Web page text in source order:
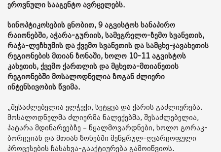
ეროვნული სააგენტო ავრცელებს.
სინოპტიკოსების ცნობით, 9 აგვისტოს სანაპირო
რაიონებში, აჭარა-გურიის, სამეგრელო-ზემო სვანეთის,
რაჭა-ლეჩხუმის და ქვემო სვანეთის და სამცხე-ჯავახეთის
რეგიონების მთიან ზონაში, ხოლო 10-11 აგვისტოს
კახეთის, ქვემო ქართლის და მცხეთა-მთიანეთის
რეგიონებში მოსალოდნელია ზოგან ძლიერი
ინტენსივობის წვიმა.
„შესაძლებელია ელჭექი, სეტყვა და ქარის გაძლიერება.
მოსალოდნელმა ძლიერმა ნალექებმა, შესაძლებელია,
პატარა მდინარეებზე – წყალმოვარდნები, ხოლო გორაკ-
ბორცვიან და მთიან ზონებში მეწყრულ-ღვარცოფული
პროცესების ჩასახვა-გააქტიურება გამოიწვიოს.